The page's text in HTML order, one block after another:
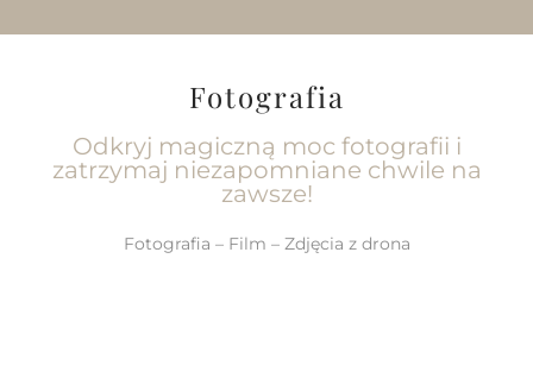
Fotografia
Odkryj magiczną moc fotografii i
zatrzymaj niezapomniane chwile na
zawsze!
Fotografia – Film – Zdjęcia z drona